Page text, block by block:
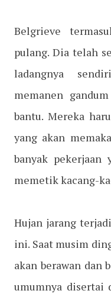
Belgrieve
pulang. Dia telah
ladangnya
memanen
bantu. Mereka
yang akan
banyak pekerjaan
memetik kacang-
Hujan jarang
ini. Saat musim
akan berawan dan
umumnya disertai